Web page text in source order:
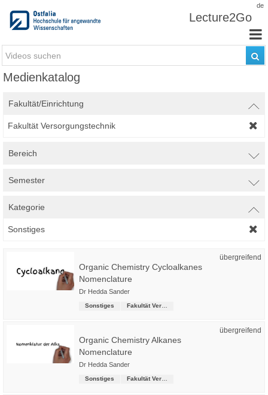
de
Lecture2Go
Medienkatalog
Fakultät/Einrichtung
Fakultät Versorgungstechnik
Bereich
Semester
Kategorie
Sonstiges
übergreifend
Organic Chemistry Cycloalkanes
Nomenclature
Dr Hedda Sander
Sonstiges
übergreifend
Organic Chemistry Alkanes
Nomenclature
Dr Hedda Sander
Sonstiges